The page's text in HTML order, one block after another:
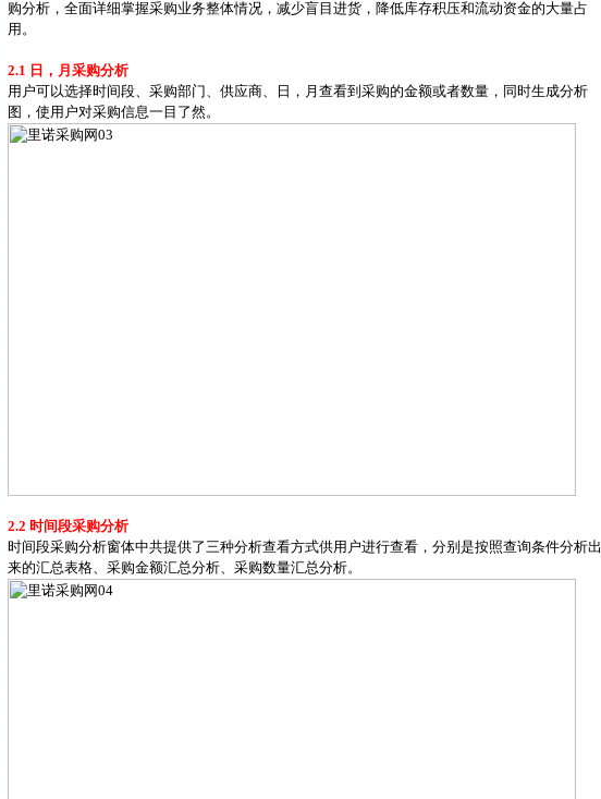
购分析，全面详细掌握采购业务整体情况，减少盲目进货，降低库存积压和流动资金的大量占
用。
2.1 日，月采购分析
用户可以选择时间段、采购部门、供应商、日，月查看到采购的金额或者数量，同时生成分析
图，使用户对采购信息一目了然。
2.2 时间段采购分析
时间段采购分析窗体中共提供了三种分析查看方式供用户进行查看，分别是按照查询条件分析出
来的汇总表格、采购金额汇总分析、采购数量汇总分析。